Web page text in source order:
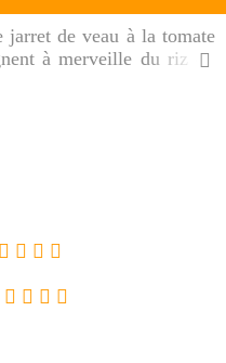
jarret de veau à la tomate
à merveille du riz ou
à réaliser, la recette du